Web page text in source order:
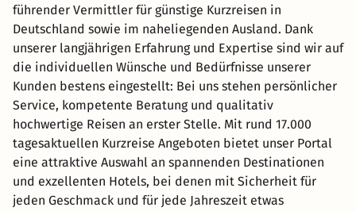
führender Vermittler für günstige Kurzreisen in
Deutschland sowie im naheliegenden Ausland. Dank
unserer langjährigen Erfahrung und Expertise sind wir auf
die individuellen Wünsche und Bedürfnisse unserer
Kunden bestens eingestellt: Bei uns stehen persönlicher
Service, kompetente Beratung und qualitativ
hochwertige Reisen an erster Stelle. Mit rund 17.000
tagesaktuellen Kurzreise Angeboten bietet unser Portal
eine attraktive Auswahl an spannenden Destinationen
und exzellenten Hotels, bei denen mit Sicherheit für
jeden Geschmack und für jede Jahreszeit etwas